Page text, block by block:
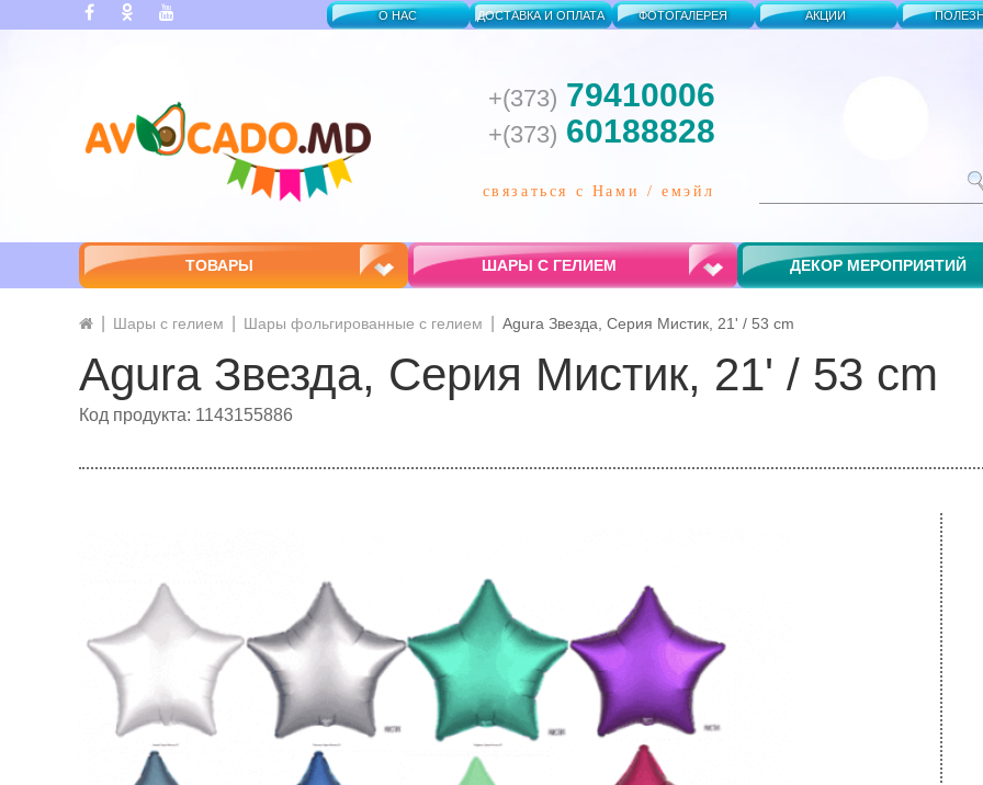
О НАС ДОСТАВКА И ОПЛАТА ФОТОГАЛЕРЕЯ АКЦИИ
+(373) 79410006
+(373) 60188828
связаться с Нами / емэйл
ТОВАРЫ ШАРЫ С ГЕЛИЕМ ДЕКОР МЕРОПРИЯТИЙ
Шары с гелием Шары фольгированные с гелием Agura Звезда, Серия Мистик, 21' / 53 cm
Agura Звезда, Серия Мистик, 21' / 53 cm
Код продукта: 1143155886